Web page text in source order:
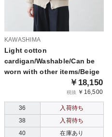
KAWASHIMA
Light cotton
cardigan/Washable/Can be
worn with other items/Beige
￥18,150
税抜 ￥16,500
36
入荷待ち
38
入荷待ち
40
在庫あり